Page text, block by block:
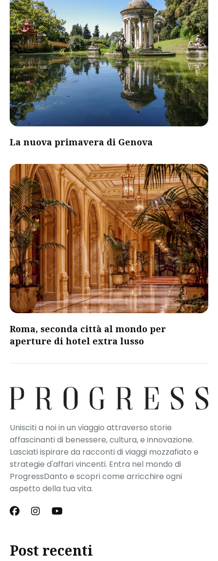
La nuova primavera di Genova
Roma, seconda città al mondo per
aperture di hotel extra lusso
Unisciti a noi in un viaggio attraverso storie
affascinanti di benessere, cultura, e innovazione.
Lasciati ispirare da racconti di viaggi mozzafiato e
strategie d'affari vincenti. Entra nel mondo di
ProgressDanto e scopri come arricchire ogni
aspetto della tua vita.
Post recenti